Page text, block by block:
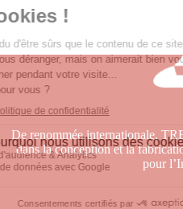
De renommée internationale,
dans la conception et la
pour